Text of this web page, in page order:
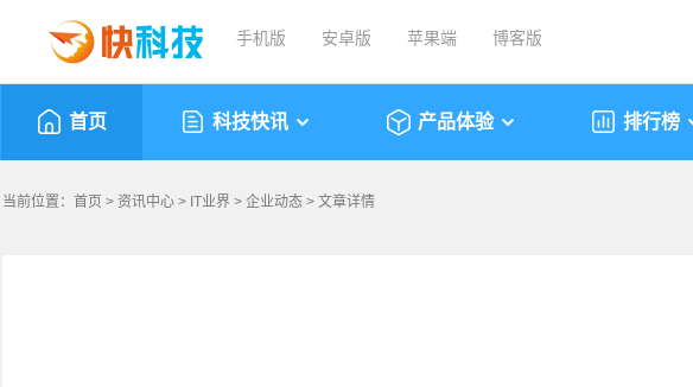
手机版 安卓版 苹果端 博客版
首页 科技快讯 产品体验 排行榜
当前位置： 首页 > 资讯中心 > IT业界 > 企业动态 > 文章详情